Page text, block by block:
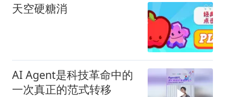
天空硬糖消
AI Agent是科技革命中的
一次真正的范式转移